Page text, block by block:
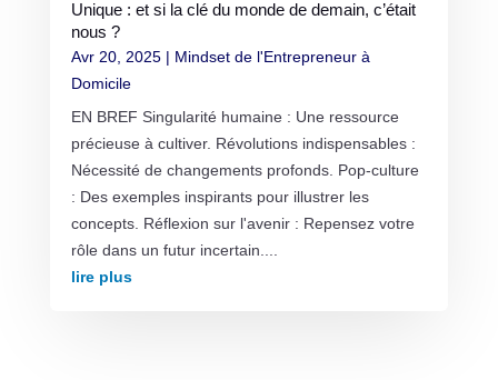
Unique : et si la clé du monde de demain, c’était
nous ?
Avr 20, 2025| Mindset de l'Entrepreneur à
Domicile
EN BREF Singularité humaine : Une ressource
précieuse à cultiver. Révolutions indispensables :
Nécessité de changements profonds. Pop-culture
: Des exemples inspirants pour illustrer les
concepts. Réflexion sur l'avenir : Repensez votre
rôle dans un futur incertain....
lire plus